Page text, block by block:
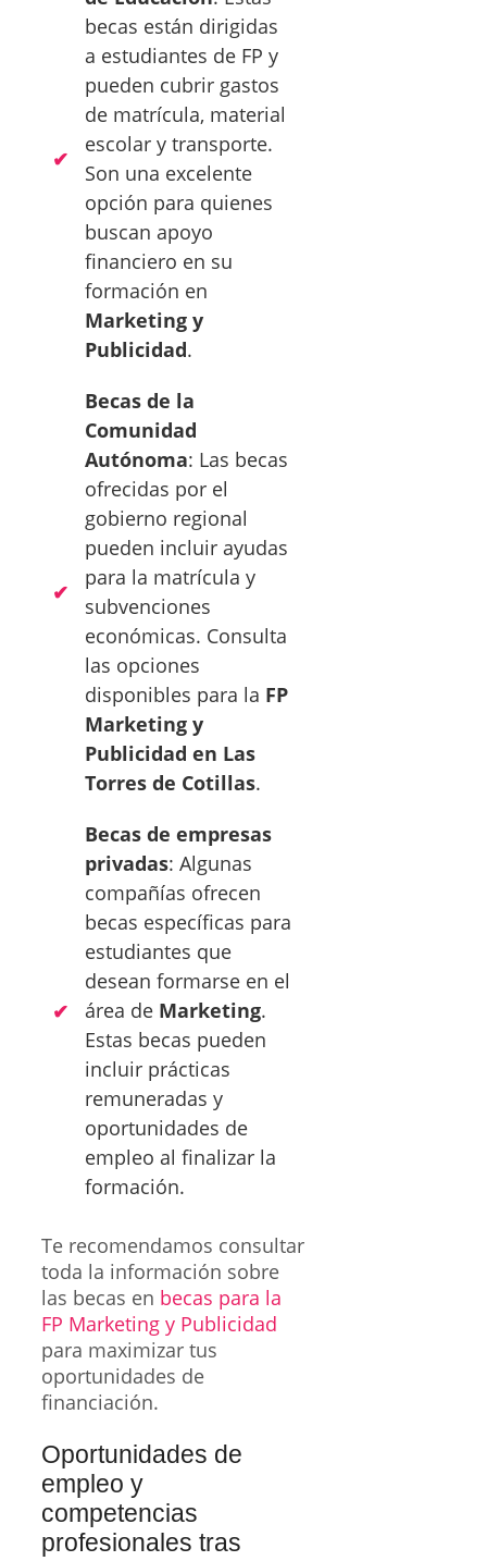
becas están dirigidas
a estudiantes de FP y
pueden cubrir gastos
de matrícula, material
escolar y transporte.
Son una excelente
opción para quienes
buscan apoyo
financiero en su
formación en
Marketing y
Publicidad.
Becas de la
Comunidad
Autónoma: Las becas
ofrecidas por el
gobierno regional
pueden incluir ayudas
para la matrícula y
subvenciones
económicas. Consulta
las opciones
disponibles para la FP
Marketing y
Publicidad en Las
Torres de Cotillas.
Becas de empresas
privadas: Algunas
compañías ofrecen
becas específicas para
estudiantes que
desean formarse en el
área de Marketing.
Estas becas pueden
incluir prácticas
remuneradas y
oportunidades de
empleo al finalizar la
formación.
Te recomendamos consultar
toda la información sobre
las becas en becas para la
FP Marketing y Publicidad
para maximizar tus
oportunidades de
financiación.
Oportunidades de
empleo y
competencias
profesionales tras